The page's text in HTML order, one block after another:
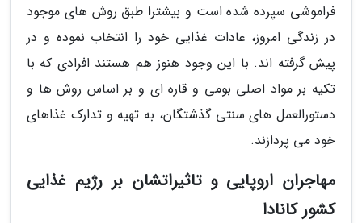
فراموشی سپرده شده است و بیشترا طبق روش های موجود
در زندگی امروز، عادات غذایی خود را انتخاب نموده و در
پیش گرفته اند. با این وجود هنوز هم هستند افرادی که با
تکیه بر مواد اصلی بومی و قاره ای و بر اساس روش ها و
دستورالعمل های سنتی گذشتگان، به تهیه و تدارک غذاهای
خود می پردازند.
مهاجران اروپایی و تاثیراتشان بر رژیم غذایی
کشور کانادا